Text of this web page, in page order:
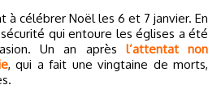
qui entoure les églises a été
Un an après l’attentat non
, qui a fait une vingtaine de morts,